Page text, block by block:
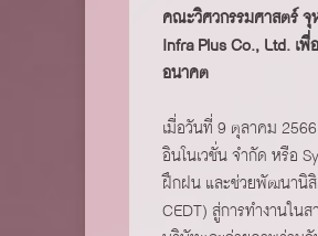
คณะวิศวกรรมศาสตร์ จุ
Infra Plus Co., Ltd. เ
อนาคต
เมื่อวันที่ 9 ตุลาคม
อินโนเวชั่น จำกัด หรือ
ฝึกฝน และช่วยพัฒนานิสิ
CEDT) สู่การทำงานใ